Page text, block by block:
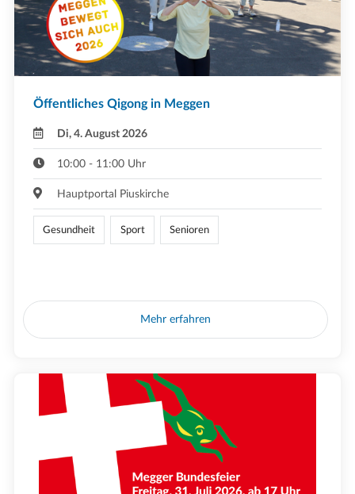
Öffentliches Qigong in Meggen
Di, 4. August 2026
10:00 - 11:00 Uhr
Hauptportal Piuskirche
Gesundheit Sport Senioren
Mehr erfahren